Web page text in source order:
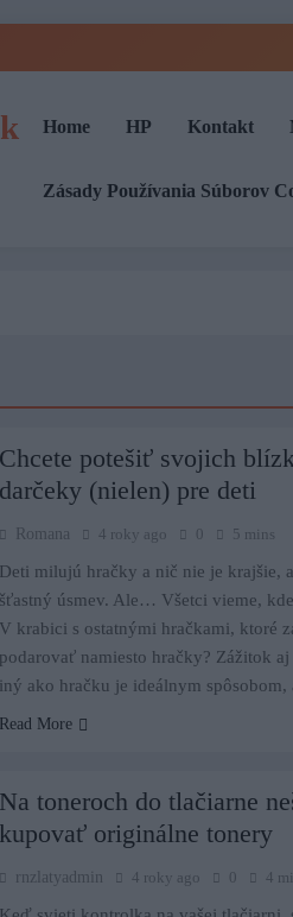
Home HP Kontakt
Zásady Používania Súborov
Chcete potešiť svojich
darčeky (nielen) pre deti
Romana 4 roky ago 0 5 mins
Deti milujú hračky a nič nie je krajšie,
šťastný úsmev. Ale… Všetci vieme,
V krabici s ostatnými hračkami, ktoré
podarovať namiesto hračky? Zážitok
iný ako hračku je ideálnym
Read More
Na toneroch do tlačiarne
kupovať originálne tonery
rnzlatyadmin 4 roky ago 0 4